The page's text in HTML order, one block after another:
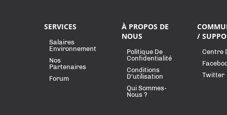
SERVICES
Salaires
Environnement
Nos
Partenaires
Forum
À PROPOS DE
NOUS
Politique De
Confidentialité
Conditions
D'utilisation
Qui Sommes-
Nous ?
/
Centre
Twitter